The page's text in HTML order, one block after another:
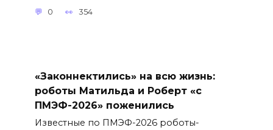
0 354
«Законнектились» на всю жизнь:
роботы Матильда и Роберт «с
ПМЭФ-2026» поженились
Известные по ПМЭФ-2026 роботы-